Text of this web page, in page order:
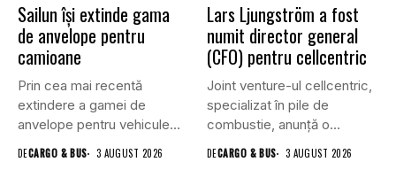
Sailun își extinde gama
de anvelope pentru
camioane
Prin cea mai recentă
extindere a gamei de
anvelope pentru vehicule
comerciale,...
DECARGO & BUS 3 AUGUST 2026
Lars Ljungström a fost
numit director general
(CFO) pentru cellcentric
Joint venture-ul cellcentric,
specializat în pile de
combustie, anunță o
schimbare în...
DECARGO & BUS 3 AUGUST 2026